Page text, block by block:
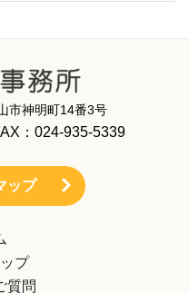
市神明町14番3号
：024-935-5339
ップ
プ
質問